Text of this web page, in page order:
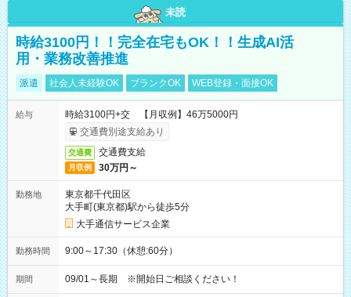
未読
時給3100円！！完全在宅もOK！！生成AI活
用・業務改善推進
派遣 社会人未経験OK ブランクOK WEB登録・面接OK
給与
時給3100円+交 【月収例】46万5000円
交通費別途支給あり
交通費 交通費支給
月収例 30万円～
勤務地
東京都千代田区
大手町(東京都)駅から徒歩5分
大手通信サービス企業
勤務時間 9:00～17:30（休憩:60分）
期間 09/01～長期 ※開始日ご相談ください！